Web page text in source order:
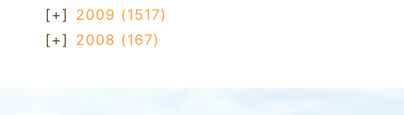
[+] 2009 (1517)
[+] 2008 (167)